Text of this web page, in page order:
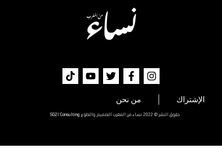
الإشتراك من نحن
حقوق النشر © 2022 نساء من المغرب التصميم والتطوير SG2I Consulting